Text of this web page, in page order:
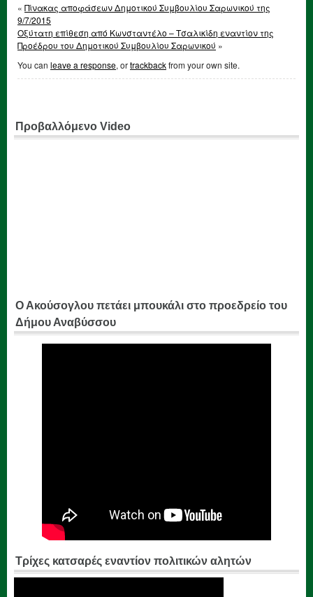
« Πίνακας αποφάσεων Δημοτικού Συμβουλίου Σαρωνικού της
9/7/2015
Οξύτατη επίθεση από Κωνσταντέλο – Τσαλικίδη εναντίον της
Προέδρου του Δημοτικού Συμβουλίου Σαρωνικού »
You can leave a response, ortrackbackfrom your own site.
Προβαλλόμενο Video
Ο Ακούσογλου πετάει μπουκάλι στο προεδρείο του
Δήμου Αναβύσσου
Τρίχες κατσαρές εναντίον πολιτικών αλητών